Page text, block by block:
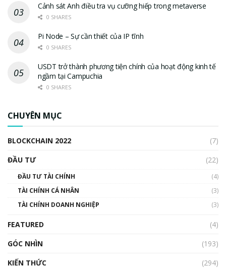
Cảnh sát Anh điều tra vụ cưỡng hiếp trong metaverse
0 SHARES
Pi Node – Sự cần thiết của IP tĩnh
0 SHARES
USDT trở thành phương tiện chính của hoạt động kinh tế
ngầm tại Campuchia
0 SHARES
CHUYÊN MỤC
BLOCKCHAIN 2022
(7)
ĐẦU TƯ
(22)
ĐẦU TƯ TÀI CHÍNH
(4)
TÀI CHÍNH CÁ NHÂN
(3)
TÀI CHÍNH DOANH NGHIỆP
(3)
FEATURED
(4)
GÓC NHÌN
(193)
KIẾN THỨC
(294)